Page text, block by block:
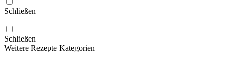
Schließen
Schließen
Weitere Rezepte Kategorien